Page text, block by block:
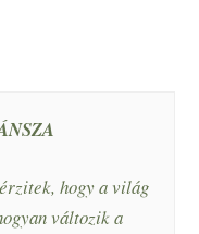
hogy a világ
változik a